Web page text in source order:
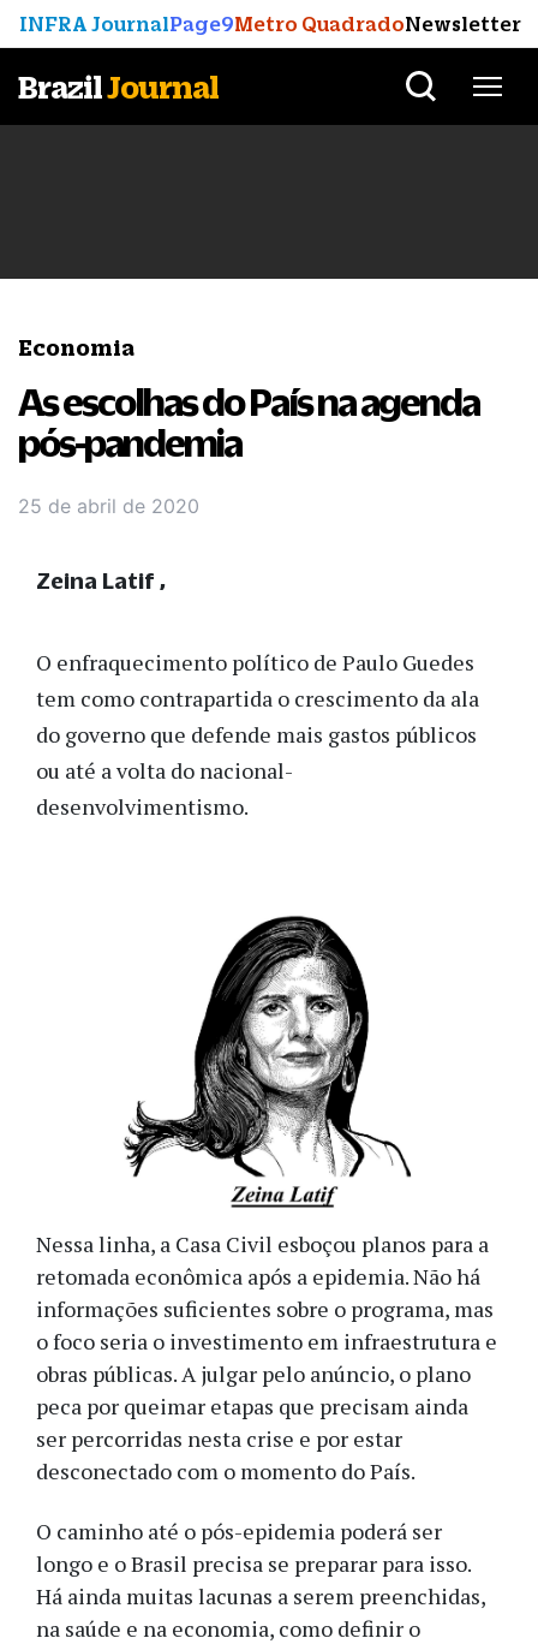
INFRA JournalPage9Metro QuadradoNewsletter
BrazilJournal
Economia
As escolhas do País na agenda
pós-pandemia
25 de abril de 2020
O enfraquecimento político de Paulo Guedes
tem como contrapartida o crescimento da ala
do governo que defende mais gastos públicos
ou até a volta do nacional-
desenvolvimentismo.
Nessa linha, a Casa Civil esboçou planos para a
retomada econômica após a epidemia. Não há
informações suficientes sobre o programa, mas
o foco seria o investimento em infraestrutura e
obras públicas. A julgar pelo anúncio, o plano
peca por queimar etapas que precisam ainda
ser percorridas nesta crise e por estar
desconectado com o momento do País.
O caminho até o pós-epidemia poderá ser
longo e o Brasil precisa se preparar para isso.
Há ainda muitas lacunas a serem preenchidas,
na saúde e na economia, como definir o
Zeina Latif